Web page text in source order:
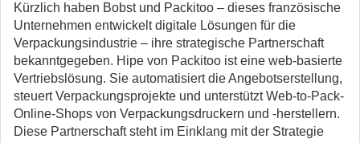
Kürzlich haben Bobst und Packitoo – dieses französische
Unternehmen entwickelt digitale Lösungen für die
Verpackungsindustrie – ihre strategische Partnerschaft
bekanntgegeben. Hipe von Packitoo ist eine web-basierte
Vertriebslösung. Sie automatisiert die Angebotserstellung,
steuert Verpackungsprojekte und unterstützt Web-to-Pack-
Online-Shops von Verpackungsdruckern und -herstellern.
Diese Partnerschaft steht im Einklang mit der Strategie